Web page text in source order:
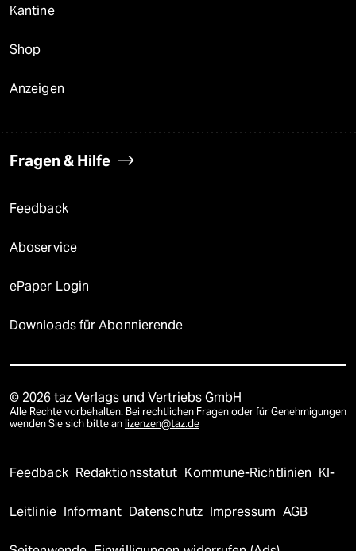
Kantine
Shop
Anzeigen
Fragen & Hilfe
Feedback
Aboservice
ePaper Login
Downloads für Abonnierende
© 2026 taz Verlags und Vertriebs GmbH
Alle Rechte vorbehalten. Bei rechtlichen Fragen oder für Genehmigungen
wenden Sie sich bitte an lizenzen@taz.de
Feedback Redaktionsstatut Kommune-Richtlinien KI-
Leitlinie Informant Datenschutz Impressum AGB